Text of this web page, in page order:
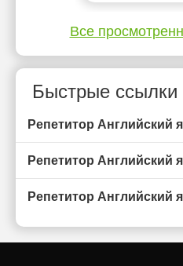
Все
Быстрые ссылки
Репетитор Английский
Репетитор Английский
Репетитор Английский